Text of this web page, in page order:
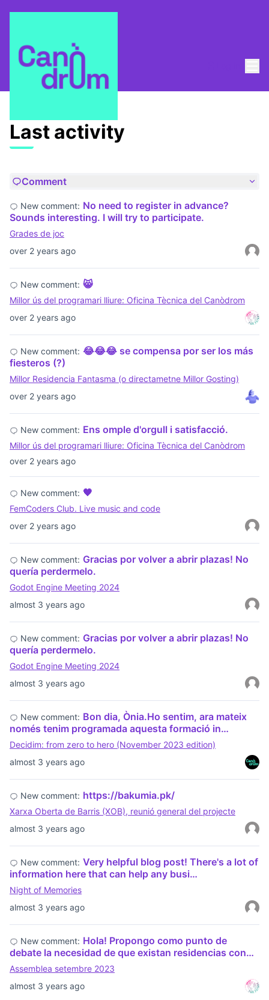
Last activities
Last activity
Comment
over 2 years ago
New comment: No need to register in advance?
Sounds interesting. I will try to participate.
Grades de joc
over 2 years ago
New comment: 😸
Millor ús del programari lliure: Oficina Tècnica del Canòdrom
over 2 years ago
New comment: 😂😂😂 se compensa por ser los más
fiesteros (?)
Millor Residencia Fantasma (o directametne Millor Gosting)
over 2 years ago
New comment: Ens omple d'orgull i satisfacció.
Millor ús del programari lliure: Oficina Tècnica del Canòdrom
over 2 years ago
New comment: 🖤
FemCoders Club. Live music and code
almost 3 years ago
New comment: Gracias por volver a abrir plazas! No
quería perdermelo.
Godot Engine Meeting 2024
almost 3 years ago
New comment: Gracias por volver a abrir plazas! No
quería perdermelo.
Godot Engine Meeting 2024
almost 3 years ago
New comment: Bon dia, Ònia.Ho sentim, ara mateix
només tenim programada aquesta formació in…
Decidim: from zero to hero (November 2023 edition)
almost 3 years ago
New comment: https://bakumia.pk/
Xarxa Oberta de Barris (XOB), reunió general del projecte
almost 3 years ago
New comment: Very helpful blog post! There's a lot of
information here that can help any busi…
Night of Memories
almost 3 years ago
New comment: Hola! Propongo como punto de
debate la necesidad de que existan residencias con…
Assemblea setembre 2023